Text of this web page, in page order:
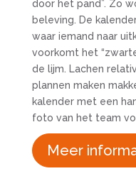
door het pand”. Zo
beleving. De
waar iemand naar
voorkomt het
de lijm. Lachen
plannen maken
kalender met een
foto van het team
Meer